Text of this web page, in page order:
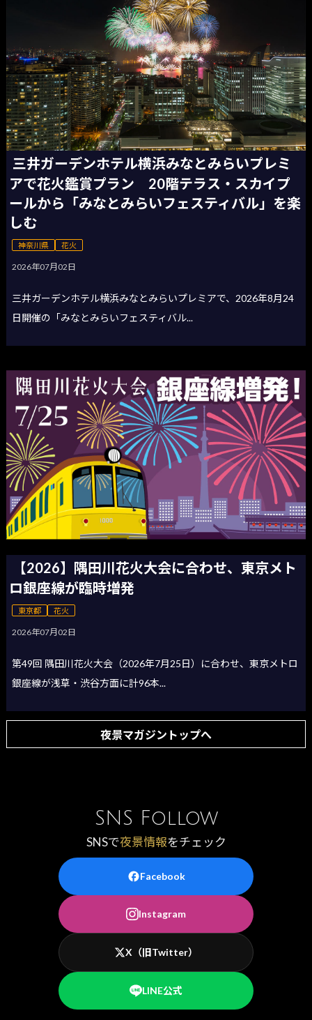
三井ガーデンホテル横浜みなとみらいプレミ
アで花火鑑賞プラン 20階テラス・スカイプ
ールから「みなとみらいフェスティバル」を楽
しむ
神奈川県 花火
2026年07月02日
三井ガーデンホテル横浜みなとみらいプレミアで、2026年8月24
日開催の「みなとみらいフェスティバル...
【2026】隅田川花火大会に合わせ、東京メト
ロ銀座線が臨時増発
東京都 花火
2026年07月02日
第49回 隅田川花火大会（2026年7月25日）に合わせ、東京メトロ
銀座線が浅草・渋谷方面に計96本...
夜景マガジントップへ
SNS Follow
SNSで夜景情報をチェック
Facebook
Instagram
X（旧Twitter）
LINE公式